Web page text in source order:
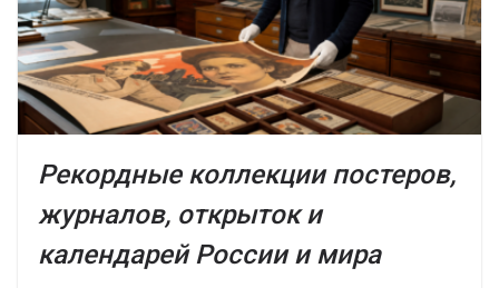
Рекордные коллекции постеров,
журналов, открыток и
календарей России и мира